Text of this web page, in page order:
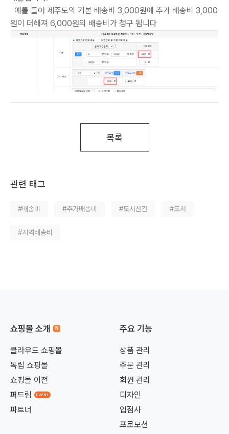
예를 들어 제주도의 기본 배송비 3,000원에 추가 배송비 3,000
원이 더해져 6,000원의 배송비가 청구 됩니다
목록
관련 태그
#배송비 #추가배송비 #도서산간 #도서
#지역배송비
쇼핑몰 소개
클라우드 쇼핑몰
독립 쇼핑몰
쇼핑몰 이전
퍼드림
파트너
주요 기능
상품 관리
주문 관리
회원 관리
디자인
입점사
프로모션